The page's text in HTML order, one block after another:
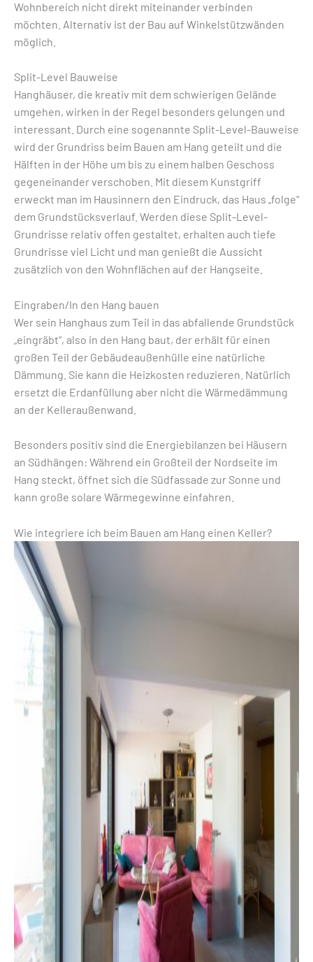
Wohnbereich nicht direkt miteinander verbinden
möchten. Alternativ ist der Bau auf Winkelstützwänden
möglich.
Split-Level Bauweise
Hanghäuser, die kreativ mit dem schwierigen Gelände
umgehen, wirken in der Regel besonders gelungen und
interessant. Durch eine sogenannte Split-Level-Bauweise
wird der Grundriss beim Bauen am Hang geteilt und die
Hälften in der Höhe um bis zu einem halben Geschoss
gegeneinander verschoben. Mit diesem Kunstgriff
erweckt man im Hausinnern den Eindruck, das Haus „folge“
dem Grundstücksverlauf. Werden diese Split-Level-
Grundrisse relativ offen gestaltet, erhalten auch tiefe
Grundrisse viel Licht und man genießt die Aussicht
zusätzlich von den Wohnflächen auf der Hangseite.
Eingraben/In den Hang bauen
Wer sein Hanghaus zum Teil in das abfallende Grundstück
„eingräbt“, also in den Hang baut, der erhält für einen
großen Teil der Gebäudeaußenhülle eine natürliche
Dämmung. Sie kann die Heizkosten reduzieren. Natürlich
ersetzt die Erdanfüllung aber nicht die Wärmedämmung
an der Kelleraußenwand.
Besonders positiv sind die Energiebilanzen bei Häusern
an Südhängen: Während ein Großteil der Nordseite im
Hang steckt, öffnet sich die Südfassade zur Sonne und
kann große solare Wärmegewinne einfahren.
Wie integriere ich beim Bauen am Hang einen Keller?